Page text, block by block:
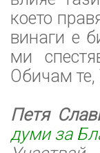
което
винаги е
ми
Обичам те,
Петя
думи за